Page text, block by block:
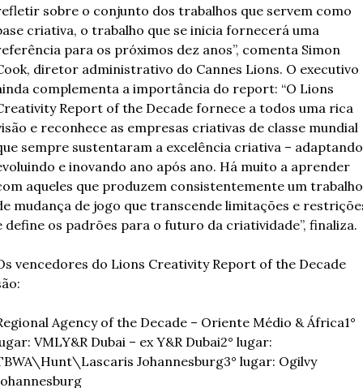
sobre o conjunto dos trabalhos que servem como
criativa, o trabalho que se inicia fornecerá uma
para os próximos dez anos”, comenta Simon
diretor administrativo do Cannes Lions. O executivo
complementa a importância do report: “O Lions
Report of the Decade fornece a todos uma rica
e reconhece as empresas criativas de classe mundial
sempre sustentaram a excelência criativa –
e inovando ano após ano. Há muito a aprender
aqueles que produzem consistentemente um trabalho
mudança de jogo que transcende limitações e
define os padrões para o futuro da criatividade”, finaliza.
vencedores do Lions Creativity Report of the Decade
Agency of the Decade – Oriente Médio & África1°
VMLY&R Dubai – ex Y&R Dubai2° lugar:
Johannesburg3° lugar: Ogilvy